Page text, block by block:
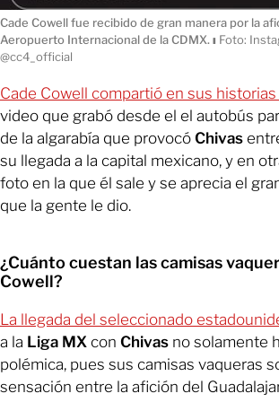
Cade Cowell fue recibido de gran manera por la
Aeropuerto Internacional de la CDMX. ı Foto:
@cc4_official
Cade Cowell compartió en sus
video que grabó desde el el autobús
de la algarabía que provocó Chivas
su llegada a la capital mexicano, y en
foto en la que él sale y se aprecia el
que la gente le dio.
¿Cuánto cuestan las camisas
Cowell?
La llegada del seleccionado
a la Liga MX con Chivas no solamente
polémica, pues sus camisas vaqueras
sensación entre la afición del